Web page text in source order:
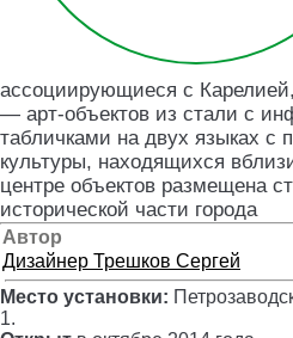
ассоциирующиеся с
— арт-объектов из стали с
табличками на двух языках с
культуры, находящихся
центре объектов размещена
исторической части города
Автор
Дизайнер Трешков Сергей
Место установки:
1.